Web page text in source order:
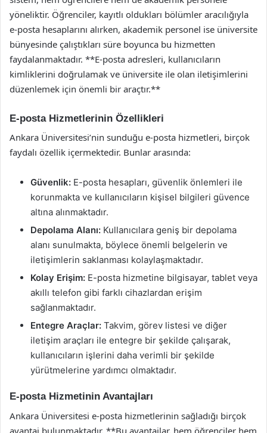
yöneliktir. Öğrenciler, kayıtlı oldukları bölümler aracılığıyla
e-posta hesaplarını alırken, akademik personel ise üniversite
bünyesinde çalıştıkları süre boyunca bu hizmetten
faydalanmaktadır. **E-posta adresleri, kullanıcıların
kimliklerini doğrulamak ve üniversite ile olan iletişimlerini
düzenlemek için önemli bir araçtır.**
E-posta Hizmetlerinin Özellikleri
Ankara Üniversitesi’nin sunduğu e-posta hizmetleri, birçok
faydalı özellik içermektedir. Bunlar arasında:
Güvenlik: E-posta hesapları, güvenlik önlemleri ile
korunmakta ve kullanıcıların kişisel bilgileri güvence
altına alınmaktadır.
Depolama Alanı: Kullanıcılara geniş bir depolama
alanı sunulmakta, böylece önemli belgelerin ve
iletişimlerin saklanması kolaylaşmaktadır.
Kolay Erişim: E-posta hizmetine bilgisayar, tablet veya
akıllı telefon gibi farklı cihazlardan erişim
sağlanmaktadır.
Entegre Araçlar: Takvim, görev listesi ve diğer
iletişim araçları ile entegre bir şekilde çalışarak,
kullanıcıların işlerini daha verimli bir şekilde
yürütmelerine yardımcı olmaktadır.
E-posta Hizmetinin Avantajları
Ankara Üniversitesi e-posta hizmetlerinin sağladığı birçok
avantaj bulunmaktadır. **Bu avantajlar, hem öğrenciler hem